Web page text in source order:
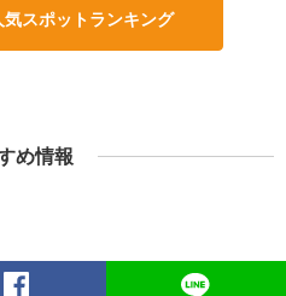
スポットランキング
め情報